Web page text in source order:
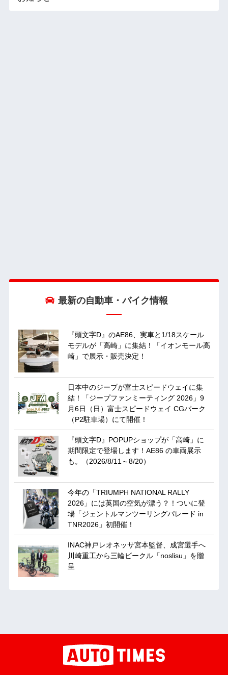
最新の自動車・バイク情報
『頭文字D』のAE86、実車と1/18スケール
モデルが「高崎」に集結！「イオンモール高
崎」で展示・販売決定！
日本中のジープが富士スピードウェイに集
結！「ジープファンミーティング 2026」9
月6日（日）富士スピードウェイ CGパーク
（P2駐車場）にて開催！
『頭文字D』POPUPショップが「高崎」に
期間限定で登場します！AE86 の車両展示
も。（2026/8/11～8/20）
今年の「TRIUMPH NATIONAL RALLY
2026」には英国の空気が漂う？！ついに登
場「ジェントルマンツーリングパレード in
TNR2026」初開催！
INAC神戸レオネッサ宮本監督、成宮選手へ
川崎重工から三輪ビークル「noslisu」を贈
呈